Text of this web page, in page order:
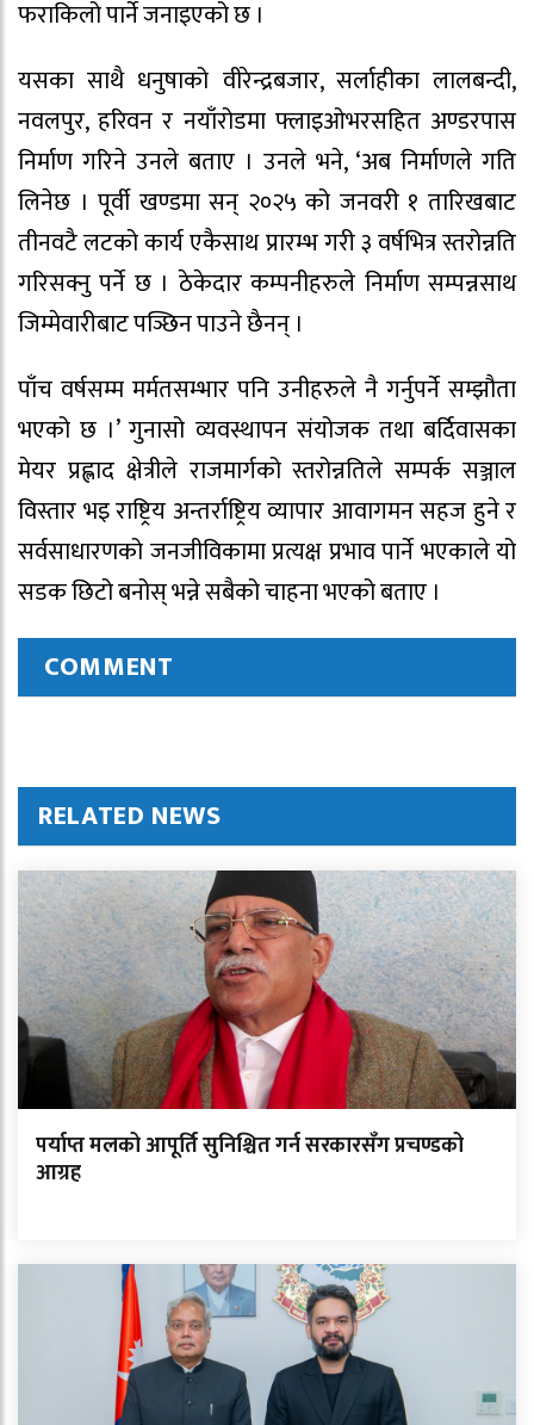
फराकिलो पार्ने जनाइएको छ ।
यसका साथै धनुषाको वीरेन्द्रबजार, सर्लाहीका लालबन्दी,
नवलपुर, हरिवन र नयाँरोडमा फ्लाइओभरसहित अण्डरपास
निर्माण गरिने उनले बताए । उनले भने, ‘अब निर्माणले गति
लिनेछ । पूर्वी खण्डमा सन् २०२५ को जनवरी १ तारिखबाट
तीनवटै लटको कार्य एकैसाथ प्रारम्भ गरी ३ वर्षभित्र स्तरोन्नति
गरिसक्नु पर्ने छ । ठेकेदार कम्पनीहरुले निर्माण सम्पन्नसाथ
जिम्मेवारीबाट पञ्छिन पाउने छैनन् ।
पाँच वर्षसम्म मर्मतसम्भार पनि उनीहरुले नै गर्नुपर्ने सम्झौता
भएको छ ।’ गुनासो व्यवस्थापन संयोजक तथा बर्दिवासका
मेयर प्रह्लाद क्षेत्रीले राजमार्गको स्तरोन्नतिले सम्पर्क सञ्जाल
विस्तार भइ राष्ट्रिय अन्तर्राष्ट्रिय व्यापार आवागमन सहज हुने र
सर्वसाधारणको जनजीविकामा प्रत्यक्ष प्रभाव पार्ने भएकाले यो
सडक छिटो बनोस् भन्ने सबैको चाहना भएको बताए ।
COMMENT
RELATED NEWS
पर्याप्त मलको आपूर्ति सुनिश्चित गर्न सरकारसँग प्रचण्डको
आग्रह